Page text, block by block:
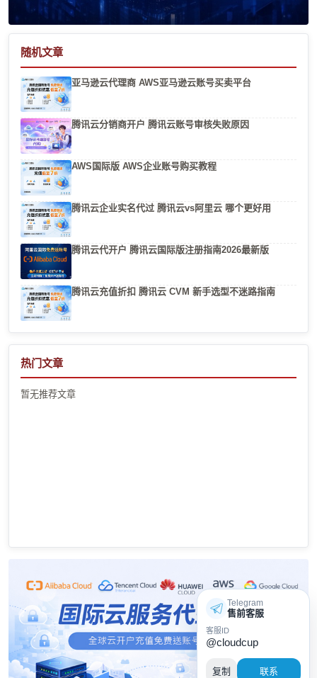
随机文章
亚马逊云代理商 AWS亚马逊云账号买卖平台
腾讯云分销商开户 腾讯云账号审核失败原因
AWS国际版 AWS企业账号购买教程
腾讯云企业实名代过 腾讯云vs阿里云 哪个更好用
腾讯云代开户 腾讯云国际版注册指南2026最新版
腾讯云充值折扣 腾讯云 CVM 新手选型不迷路指南
热门文章
暂无推荐文章
Telegram
售前客服
客服ID
@cloudcup
复制 联系